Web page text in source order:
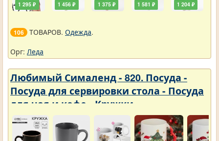
1 295 ₽ 1 456 ₽ 1 375 ₽ 1 581 ₽ 1 204 ₽
106 ТОВАРОВ. Одежда.
Орг: Леда
Любимый Сималенд - 820. Посуда -
Посуда для сервировки стола - Посуда
для чая и кофе - Кружки